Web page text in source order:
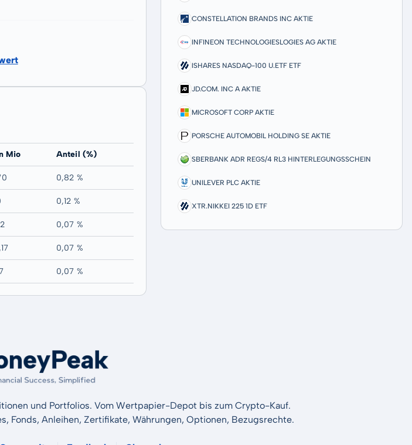
Mio Anteil (%)
0,82 %
0,12 %
0,07 %
0,07 %
0,07 %
CONSTELLATION BRANDS INC AKTIE
INFINEON TECHNOLOGIESLOGIES AG AKTIE
ISHARES NASDAQ-100 U.ETF ETF
JD.COM. INC A AKTIE
MICROSOFT CORP AKTIE
PORSCHE AUTOMOBIL HOLDING SE AKTIE
SBERBANK ADR REGS/4 RL3 HINTERLEGUNGSSCHEIN
UNILEVER PLC AKTIE
XTR.NIKKEI 225 1D ETF
und Portfolios. Vom Wertpapier-Depot bis zum Crypto-Kauf.
Fonds, Anleihen, Zertifikate, Währungen, Optionen, Bezugsrechte.